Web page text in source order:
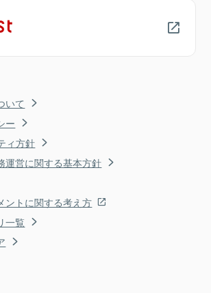
いて
ー
ィ方針
運営に関する基本方針
ントに関する考え方
一覧